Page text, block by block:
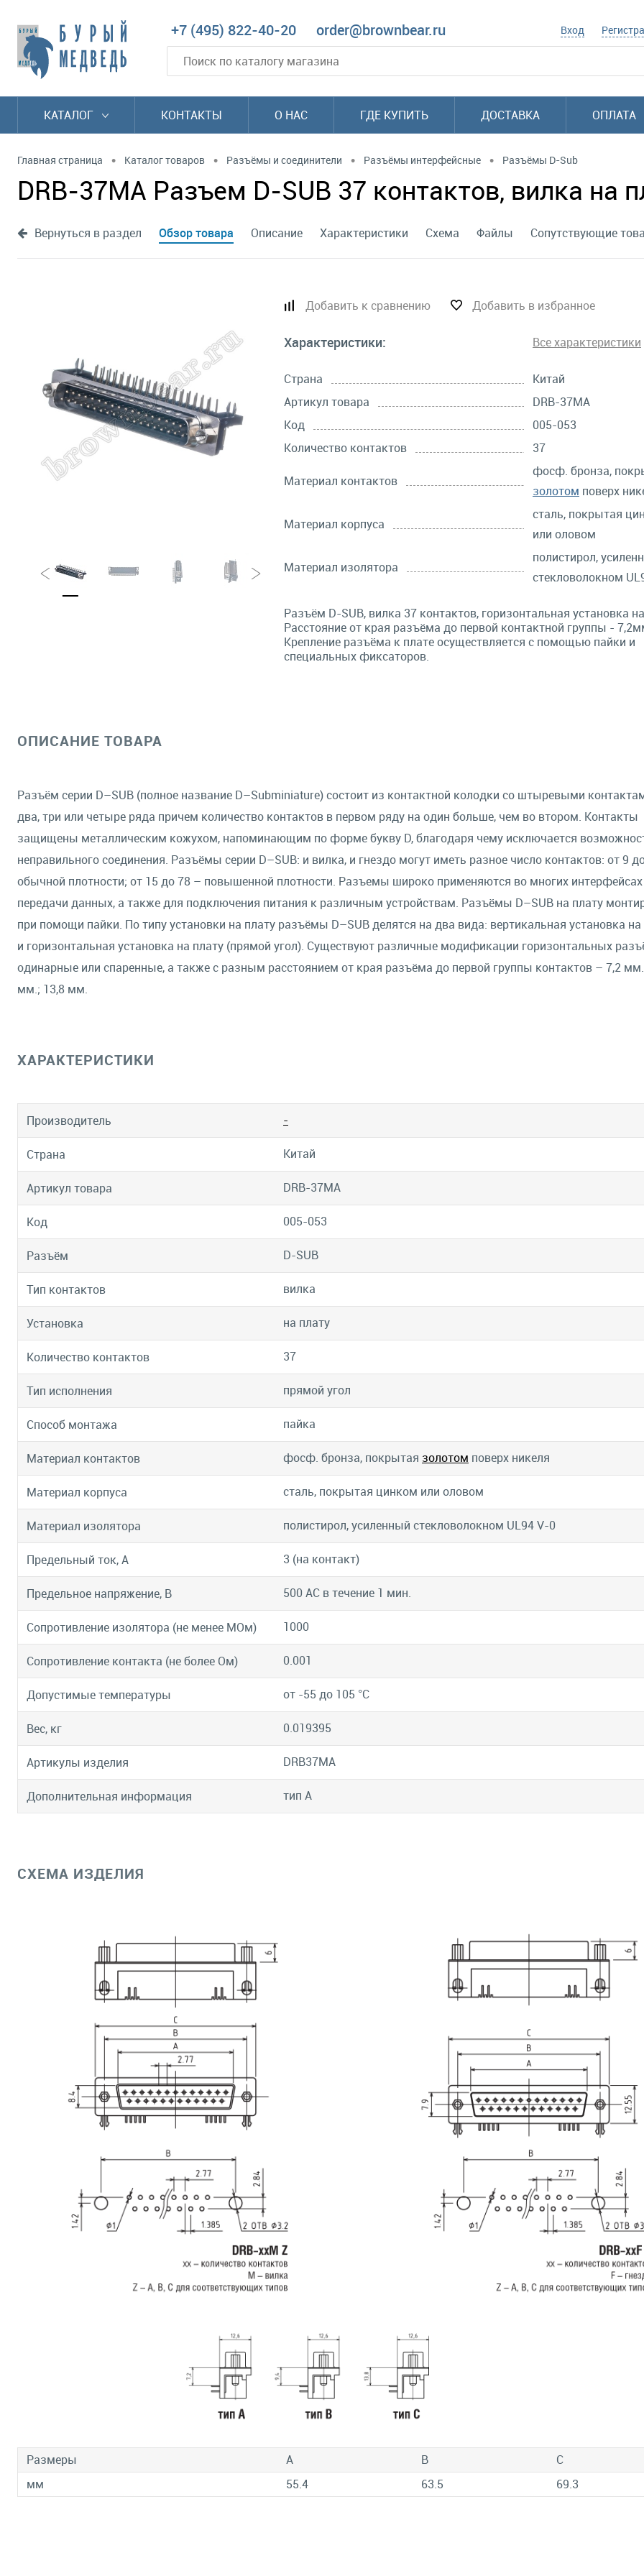
+7 (495) 822-40-20 order@brownbear.ru Вход
КАТАЛОГ КОНТАКТЫ О НАС ГДЕ КУПИТЬ ДОСТАВКА ОПЛАТА
Главная страница • Каталог товаров • Разъёмы и соединители • Разъёмы интерфейсные • Разъёмы D-Sub
DRB-37MA Разъем D-SUB 37 контактов, вилка на
Вернуться в раздел Обзор товара Описание Характеристики Схема Файлы Сопутствующие
Добавить к сравнению Добавить в избранное
Характеристики: Все характеристики
Страна
Китай
Артикул товара
DRB-37MA
Код
005-053
Количество контактов
37
Материал контактов
фосф. бронза,
золотом поверх
Материал корпуса
сталь, покрытая
или оловом
Материал изолятора
полистирол,
стекловолокном
Разъём D-SUB, вилка 37 контактов, горизонтальная установка
Расстояние от края разъёма до первой контактной группы -
Крепление разъёма к плате осуществляется с помощью пайки и
специальных фиксаторов.
ОПИСАНИЕ ТОВАРА
Разъём серии D–SUB (полное название D–Subminiature) состоит из контактной колодки со штыревыми
два, три или четыре ряда причем количество контактов в первом ряду на один больше, чем во втором. Контакты
защищены металлическим кожухом, напоминающим по форме букву D, благодаря чему исключается
неправильного соединения. Разъёмы серии D–SUB: и вилка, и гнездо могут иметь разное число контактов: от 9
обычной плотности; от 15 до 78 – повышенной плотности. Разъемы широко применяются во многих
передачи данных, а также для подключения питания к различным устройствам. Разъёмы D–SUB на плату
при помощи пайки. По типу установки на плату разъёмы D–SUB делятся на два вида: вертикальная установка на
и горизонтальная установка на плату (прямой угол). Существуют различные модификации горизонтальных
одинарные или спаренные, а также с разным расстоянием от края разъёма до первой группы контактов – 7,2
мм.; 13,8 мм.
ХАРАКТЕРИСТИКИ
Производитель -
Страна Китай
Артикул товара DRB-37MA
Код 005-053
Разъём D-SUB
Тип контактов вилка
Установка на плату
Количество контактов 37
Тип исполнения прямой угол
Способ монтажа пайка
Материал контактов фосф. бронза, покрытая золотом поверх никеля
Материал корпуса сталь, покрытая цинком или оловом
Материал изолятора полистирол, усиленный стекловолокном UL94 V-0
Предельный ток, А 3 (на контакт)
Предельное напряжение, В 500 АС в течение 1 мин.
Сопротивление изолятора (не менее МОм) 1000
Сопротивление контакта (не более Ом) 0.001
Допустимые температуры от -55 до 105 °C
Вес, кг 0.019395
Артикулы изделия DRB37MA
Дополнительная информация тип А
СХЕМА ИЗДЕЛИЯ
Размеры A B
C
мм
55.4 63.5 69.3